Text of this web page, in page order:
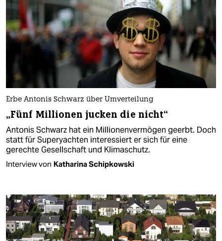
Erbe Antonis Schwarz über Umverteilung
„Fünf Millionen jucken die nicht“
Antonis Schwarz hat ein Millionenvermögen geerbt. Doch
statt für Superyachten interessiert er sich für eine
gerechte Gesellschaft und Klimaschutz.
Interview von Katharina Schipkowski